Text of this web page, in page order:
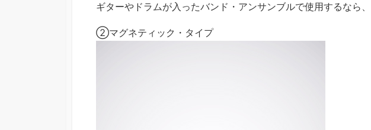
ギターやドラムが入ったバンド・アンサンブルで使用するなら
②マグネティック・タイプ